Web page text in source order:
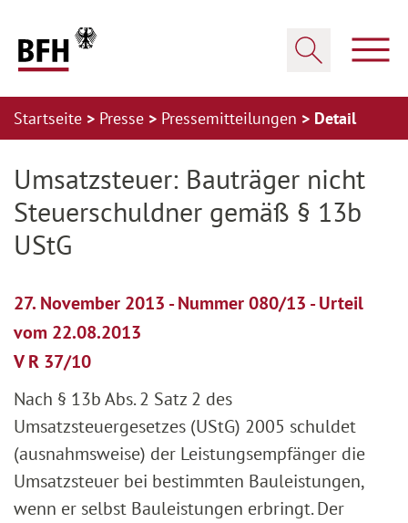
Startseite Presse Pressemitteilungen Detail
Umsatzsteuer: Bauträger nicht
Steuerschuldner gemäß § 13b
UStG
27. November 2013 - Nummer 080/13 - Urteil
vom 22.08.2013
V R 37/10
Nach § 13b Abs. 2 Satz 2 des
Umsatzsteuergesetzes (UStG) 2005 schuldet
(ausnahmsweise) der Leistungsempfänger die
Umsatzsteuer bei bestimmten Bauleistungen,
wenn er selbst Bauleistungen erbringt. Der